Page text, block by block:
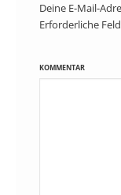
Deine E-Mail-
Erforderliche
KOMMENTAR